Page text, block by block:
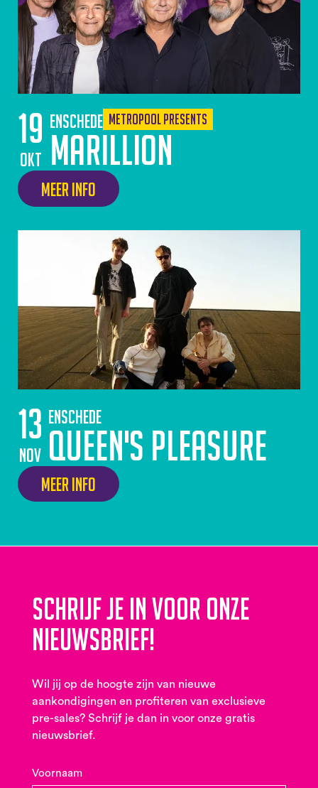
19
okt
Enschede Metropool Presents
Marillion
Meer info
13
nov
Enschede
Queen's Pleasure
Meer info
Schrijf je in voor onze
nieuwsbrief!
Wil jij op de hoogte zijn van nieuwe
aankondigingen en profiteren van exclusieve
pre-sales? Schrijf je dan in voor onze gratis
nieuwsbrief.
Voornaam